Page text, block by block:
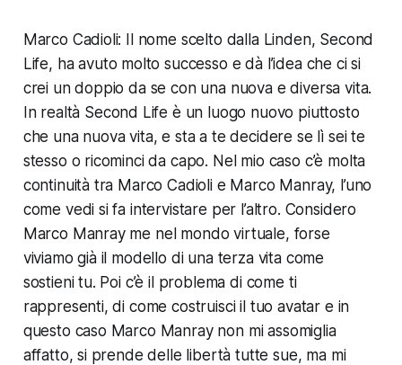
Marco Cadioli: Il nome scelto dalla Linden, Second
Life, ha avuto molto successo e dà l’idea che ci si
crei un doppio da se con una nuova e diversa vita.
In realtà Second Life è un luogo nuovo piuttosto
che una nuova vita, e sta a te decidere se lì sei te
stesso o ricominci da capo. Nel mio caso c’è molta
continuità tra Marco Cadioli e Marco Manray, l’uno
come vedi si fa intervistare per l’altro. Considero
Marco Manray me nel mondo virtuale, forse
viviamo già il modello di una terza vita come
sostieni tu. Poi c’è il problema di come ti
rappresenti, di come costruisci il tuo avatar e in
questo caso Marco Manray non mi assomiglia
affatto, si prende delle libertà tutte sue, ma mi